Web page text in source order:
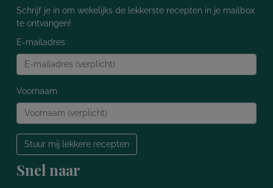
Schrijf je in om wekelijks de lekkerste recepten in je mailbox
te ontvangen!
E-mailadres
Voornaam
Stuur mij lekkere recepten
Snel naar